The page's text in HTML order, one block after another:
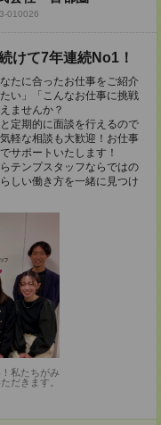
010026
けて7年連続No1！
たに合ったお仕事をご紹介
い」「こんなお仕事に挑戦
ませんか？
定期的に面談を行えるので
軽な相談も大歓迎！お仕事
サポートいたします！
テンプスタッフならではの
しい働き方を一緒に見つけ
私たちがみ
だきます。